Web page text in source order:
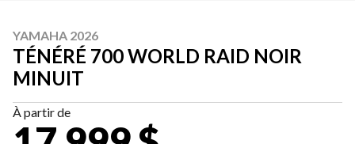
YAMAHA 2026
TÉNÉRÉ 700 WORLD RAID NOIR
MINUIT
À partir de